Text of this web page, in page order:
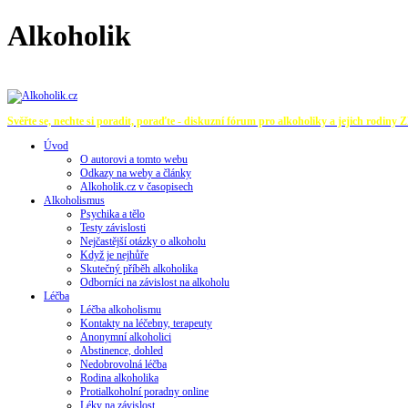
Alkoholik
Svěřte se, nechte si poradit, poraďte - diskuzní fórum pro alkoholiky a jejich rodiny
Úvod
O autorovi a tomto webu
Odkazy na weby a články
Alkoholik.cz v časopisech
Alkoholismus
Psychika a tělo
Testy závislosti
Nejčastější otázky o alkoholu
Když je nejhůře
Skutečný příběh alkoholika
Odborníci na závislost na alkoholu
Léčba
Léčba alkoholismu
Kontakty na léčebny, terapeuty
Anonymní alkoholici
Abstinence, dohled
Nedobrovolná léčba
Rodina alkoholika
Protialkoholní poradny online
Léky na závislost